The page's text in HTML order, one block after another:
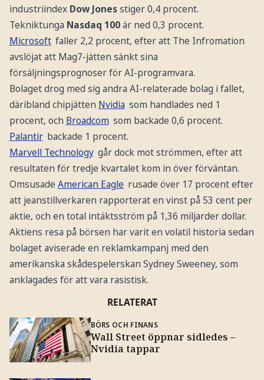
industriindex Dow Jonesstiger 0,4 procent.
Tekniktunga Nasdaq 100är ned 0,3 procent.
Microsoft faller 2,2 procent, efter att The Infromation
avslöjat att Mag7-jätten sänkt sina
försäljningsprognoser för AI-programvara.
Bolaget drog med sig andra AI-relaterade bolag i fallet,
däribland chipjätten Nvidia som handlades ned 1
procent, och Broadcom som backade 0,6 procent.
Palantir backade 1 procent.
Marvell Technology går dock mot strömmen, efter att
resultaten för tredje kvartalet kom in över förväntan.
Omsusade American Eagle rusade över 17 procent efter
att jeanstillverkaren rapporterat en vinst på 53 cent per
aktie, och en total intäktsström på 1,36 miljarder dollar.
Aktiens resa på börsen har varit en volatil historia sedan
bolaget aviserade en reklamkampanj med den
amerikanska skådespelerskan Sydney Sweeney, som
anklagades för att vara rasistisk.
RELATERAT
BÖRS OCH FINANS
Wall Street öppnar sidledes –
Nvidia tappar